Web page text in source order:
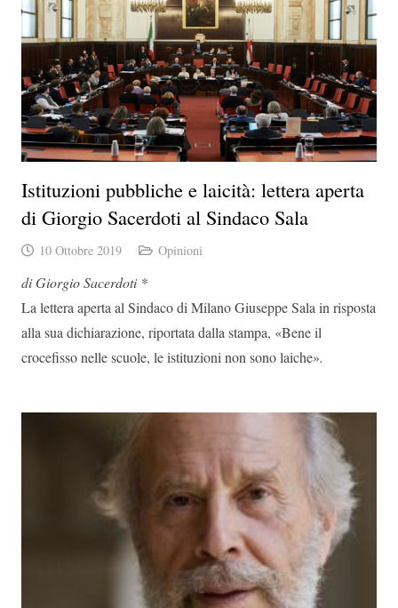
Istituzioni pubbliche e laicità: lettera aperta
di Giorgio Sacerdoti al Sindaco Sala
10 Ottobre 2019 Opinioni
di Giorgio Sacerdoti *
La lettera aperta al Sindaco di Milano Giuseppe Sala in risposta
alla sua dichiarazione, riportata dalla stampa, «Bene il
crocefisso nelle scuole, le istituzioni non sono laiche».